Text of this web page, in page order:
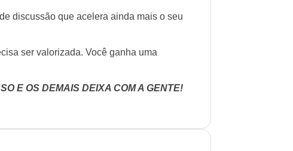
discussão que acelera ainda mais o seu
ser valorizada. Você ganha uma
E OS DEMAIS DEIXA COM A GENTE!